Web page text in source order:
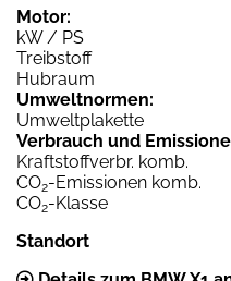
Motor:
kW / PS
Treibstoff
Hubraum
Umweltnormen:
Umweltplakette
Verbrauch und
Kraftstoffverbr. komb.
CO2-Emissionen komb.
CO2-Klasse
Standort